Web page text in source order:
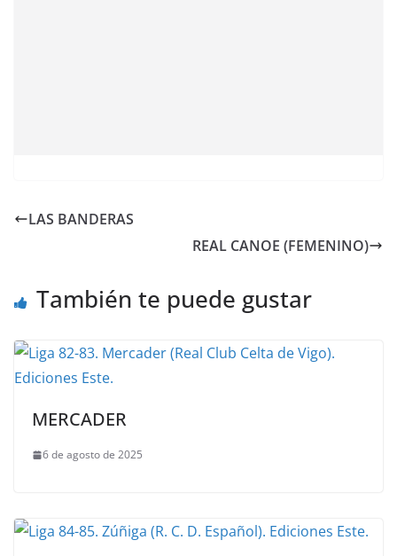
LAS BANDERAS
REAL CANOE (FEMENINO)
También te puede gustar
MERCADER
6 de agosto de 2025